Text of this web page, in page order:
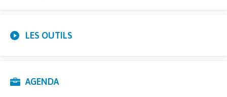
LES OUTILS
AGENDA